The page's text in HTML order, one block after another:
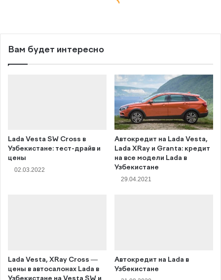
Вам будет интересно
Lada Vesta SW Cross в
Узбекистане: тест-драйв и
цены
02.03.2022
Автокредит на Lada Vesta,
Lada XRay и Granta: кредит
на все модели Lada в
Узбекистане
29.04.2021
Lada Vesta, XRay Cross —
цены в автосалонах Lada в
Автокредит на Lada в
Узбекистане